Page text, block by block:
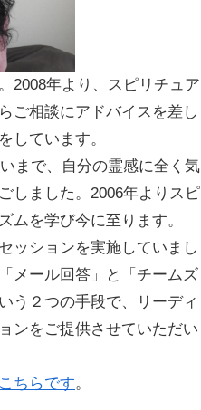
2008年より、スピリチュア
ご相談にアドバイスを差し
しています。
まで、自分の霊感に全く気
しました。2006年よりスピ
ムを学び今に至ります。
ッションを実施していまし
メール回答」と「チームズ
う２つの手段で、リーディ
ンをご提供させていただい
ちらです。